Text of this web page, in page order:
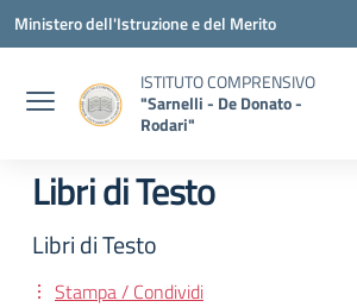
Vai ai contenuti
Vai al menu di navigazione
Vai al footer
Ministero dell'Istruzione e del Merito
ISTITUTO COMPRENSIVO
"Sarnelli - De Donato -
Rodari"
Libri di Testo
Libri di Testo
Stampa / Condividi